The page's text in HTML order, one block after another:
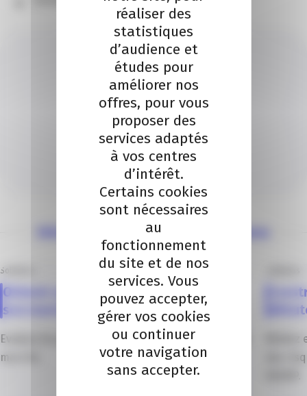
OBSERVATOIRE SIRIUS
Je contacte un conseiller
Je contacte
Découvrez nos autres solutions
Solutions
Obtenir un éclairage économique sur
son marché
Evaluez les grandes tendances grâce à l’étude de
marché.
des
réaliser des
statistiques
d’audience et
études pour
améliorer nos
offres, pour vous
proposer des
services adaptés
à vos centres
d’intérêt.
Certains cookies
sont nécessaires
au
fonctionnement
du site et de nos
services. Vous
pouvez accepter,
gérer vos cookies
ou continuer
votre navigation
sans accepter.